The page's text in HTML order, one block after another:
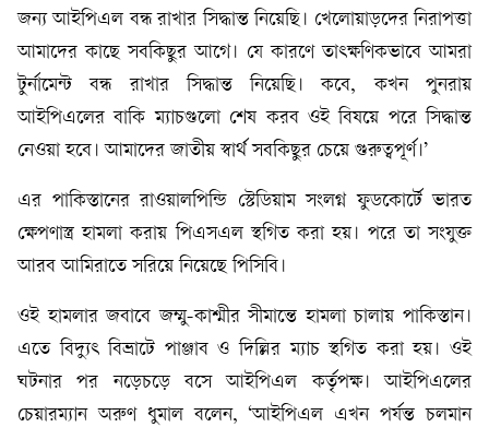
জন্য আইপিএল বন্ধ রাখার সিদ্ধান্ত নিয়েছি। খেলোয়াড়দের নিরাপত্তা
আমাদের কাছে সবকিছুর আগে। যে কারণে তাৎক্ষণিকভাবে আমরা
টুর্নামেন্ট বন্ধ রাখার সিদ্ধান্ত নিয়েছি। কবে, কখন পুনরায়
আইপিএলের বাকি ম্যাচগুলো শেষ করব ওই বিষয়ে পরে সিদ্ধান্ত
নেওয়া হবে। আমাদের জাতীয় স্বার্থ সবকিছুর চেয়ে গুরুত্বপূর্ণ।’
এর পাকিস্তানের রাওয়ালপিন্ডি স্টেডিয়াম সংলগ্ন ফুডকোর্টে ভারত
ক্ষেপণাস্ত্র হামলা করায় পিএসএল স্থগিত করা হয়। পরে তা সংযুক্ত
আরব আমিরাতে সরিয়ে নিয়েছে পিসিবি।
ওই হামলার জবাবে জম্মু-কাশ্মীর সীমান্তে হামলা চালায় পাকিস্তান।
এতে বিদ্যুৎ বিভ্রাটে পাঞ্জাব ও দিল্লির ম্যাচ স্থগিত করা হয়। ওই
ঘটনার পর নড়েচড়ে বসে আইপিএল কর্তৃপক্ষ। আইপিএলের
চেয়ারম্যান অরুণ ধুমাল বলেন, ‘আইপিএল এখন পর্যন্ত চলমান